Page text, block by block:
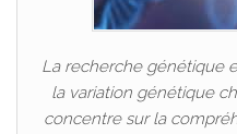
La recherche génétique
la variation génétique
concentre sur la